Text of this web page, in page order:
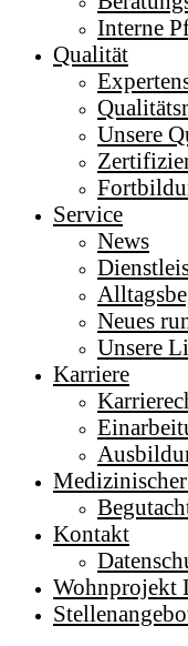
Interne
Qualität
Unsere
Service
News
Neues
Unsere
Karriere
Kontakt
Wohnprojekt